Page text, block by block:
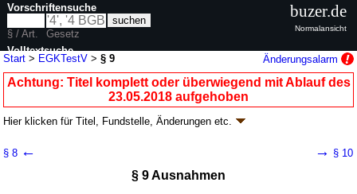
Start > EGKTestV >§ 9 Änderungsalarm
Achtung: Titel komplett oder überwiegend mit Ablauf des
23.05.2018 aufgehoben
Hier klicken fürTitel, Fundstelle, Änderungen etc.
Einführung der elektronischen
Gesundheitskarte (EGKTestVk.a.Abk.
§ 8 ← → § 10
§ 9 Ausnahmen
Vorschriftensuche
§ / Art.
Gesetz
Volltextsuche
nur in EGKTestV
buzer.de
Normalansicht